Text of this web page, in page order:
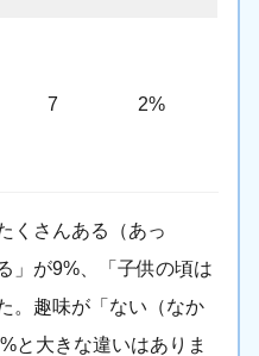
7 2%
くさんある（あっ
」が9%、「子供の頃は
。趣味が「ない（なか
と大きな違いはありま